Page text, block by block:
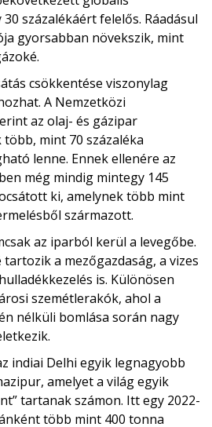
százalékáért felelős. Ráadásul
gyorsabban növekszik, mint
csökkentése viszonylag
A Nemzetközi
az olaj- és gázipar
mint 70 százaléka
lenne. Ennek ellenére az
még mindig mintegy 145
ki, amelynek több mint
származott.
az iparból kerül a levegőbe.
a mezőgazdaság, a vizes
is. Különösen
szemétlerakók, ahol a
nélküli bomlása során nagy
indiai Delhi egyik legnagyobb
amelyet a világ egyik
tartanak számon. Itt egy 2022-
több mint 400 tonna